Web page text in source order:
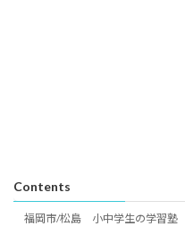
Contents
福岡市/松島 小中学生の学習塾